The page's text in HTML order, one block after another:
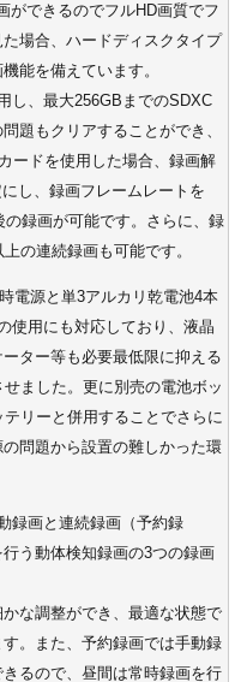
ができるのでフルHD画質でフ
場合、ハードディスクタイプ
能を備えています。
し、最大256GBまでのSDXC
題もクリアすることができ、
ードを使用した場合、録画解
し、録画フレームレートを
録画が可能です。さらに、録
の連続録画も可能です。
電源と単3アルカリ乾電池4本
使用にも対応しており、液晶
ター等も必要最低限に抑える
ました。更に別売の電池ボッ
リーと併用することでさらに
問題から設置の難しかった環
録画と連続録画（予約録
う動体検知録画の3つの録画
な調整ができ、最適な状態で
。また、予約録画では手動録
るので、昼間は常時録画を行